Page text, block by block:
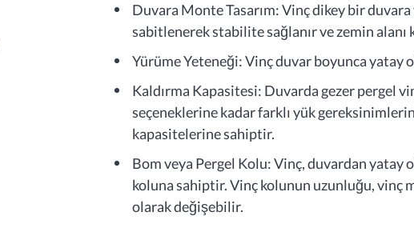
Duvara Monte Tasarım: Vinç dikey bir
sabitlenerek stabilite sağlanır ve zemin alanı
Yürüme Yeteneği: Vinç duvar boyunca yatay
Kaldırma Kapasitesi: Duvarda gezer pergel
seçeneklerine kadar farklı yük
kapasitelerine sahiptir.
Bom veya Pergel Kolu: Vinç, duvardan yatay
koluna sahiptir. Vinç kolunun uzunluğu, vinç
olarak değişebilir.